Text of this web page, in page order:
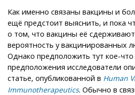
Как именно связаны вакцины и
ещё предстоит выяснить, и пока
о том, что вакцины её
вероятность у вакцинированных
Однако предположить тут кое-
предположения исследователи
статье, опубликованной в Human
Immunotherapeutics. Обычно в